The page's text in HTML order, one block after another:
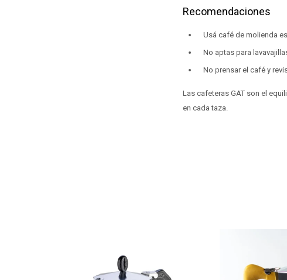
Recomendaciones
Usá café de molienda
No aptas para
No prensar el café y
Las cafeteras GAT son el
en cada taza.